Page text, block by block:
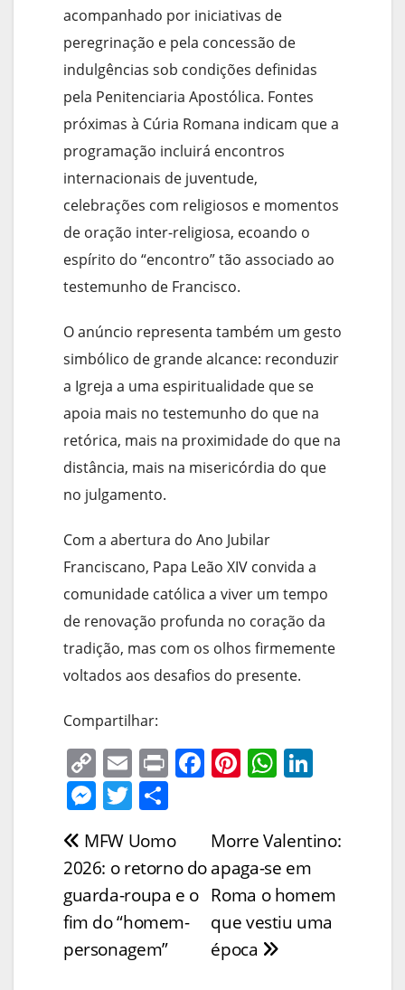
acompanhado por iniciativas de
peregrinação e pela concessão de
indulgências sob condições definidas
pela Penitenciaria Apostólica. Fontes
próximas à Cúria Romana indicam que a
programação incluirá encontros
internacionais de juventude,
celebrações com religiosos e momentos
de oração inter-religiosa, ecoando o
espírito do “encontro” tão associado ao
testemunho de Francisco.
O anúncio representa também um gesto
simbólico de grande alcance: reconduzir
a Igreja a uma espiritualidade que se
apoia mais no testemunho do que na
retórica, mais na proximidade do que na
distância, mais na misericórdia do que
no julgamento.
Com a abertura do Ano Jubilar
Franciscano, Papa Leão XIV convida a
comunidade católica a viver um tempo
de renovação profunda no coração da
tradição, mas com os olhos firmemente
voltados aos desafios do presente.
Compartilhar:
C
o
p
y
Li
n
k
E
m
ai
l
Pr F
e
b
o
o
k
Pi
e
st
W
s
A
p
p
e
n
M
e
ss
e
n
g
er
T
w
itt
er
ar
e
Navegação
de
Post
Morre Valentino:
apaga-se em
Roma o homem
que vestiu uma
época
MFW Uomo
2026: o retorno do
guarda-roupa e o
fim do “homem-
personagem”